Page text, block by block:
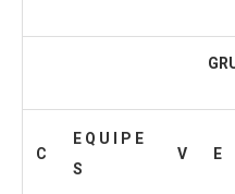
C
E Q U I P E
S
V E